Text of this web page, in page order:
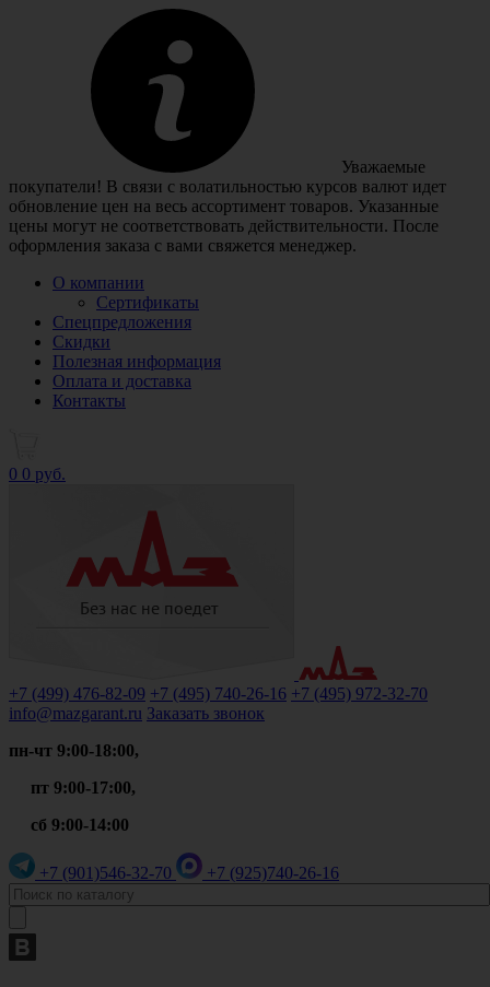
Уважаемые
покупатели! В связи с волатильностью курсов валют идет
обновление цен на весь ассортимент товаров. Указанные
цены могут не соответствовать действительности. После
оформления заказа с вами свяжется менеджер.
О компании
Сертификаты
Спецпредложения
Скидки
Полезная информация
Оплата и доставка
Контакты
0 0 руб.
+7 (499) 476-82-09 +7 (495) 740-26-16 +7 (495) 972-32-70
info@mazgarant.ru Заказать звонок
пн-чт 9:00-18:00,
пт 9:00-17:00,
сб 9:00-14:00
+7 (901)546-32-70 +7 (925)740-26-16